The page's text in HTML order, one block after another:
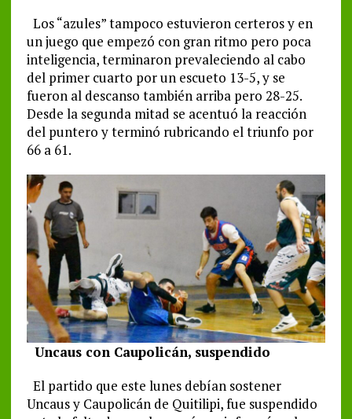
Los “azules” tampoco estuvieron certeros y en
un juego que empezó con gran ritmo pero poca
inteligencia, terminaron prevaleciendo al cabo
del primer cuarto por un escueto 13-5, y se
fueron al descanso también arriba pero 28-25.
Desde la segunda mitad se acentuó la reacción
del puntero y terminó rubricando el triunfo por
66 a 61.
Uncaus con Caupolicán, suspendido
El partido que este lunes debían sostener
Uncaus y Caupolicán de Quitilipi, fue suspendido